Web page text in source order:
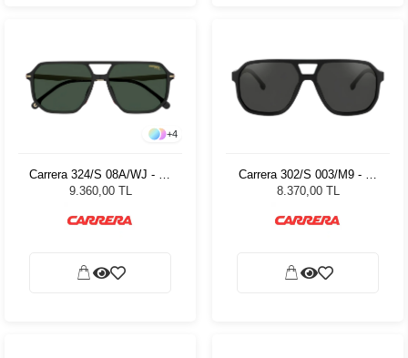
+4
Carrera 324/S 08A/WJ - 59
Erkek Güneş Gözlüğü
9.360,00 TL
Carrera 302/S 003/M9 - 59
Erkek Güneş Gözlüğü
8.370,00 TL